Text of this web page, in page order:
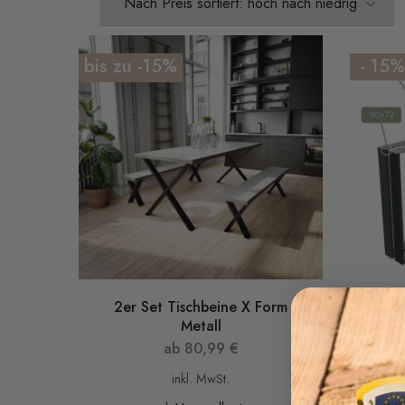
bis zu -15%
2er Set Tischbeine X Form
Metall
ab 80,99 €
inkl. MwSt.
- 15%